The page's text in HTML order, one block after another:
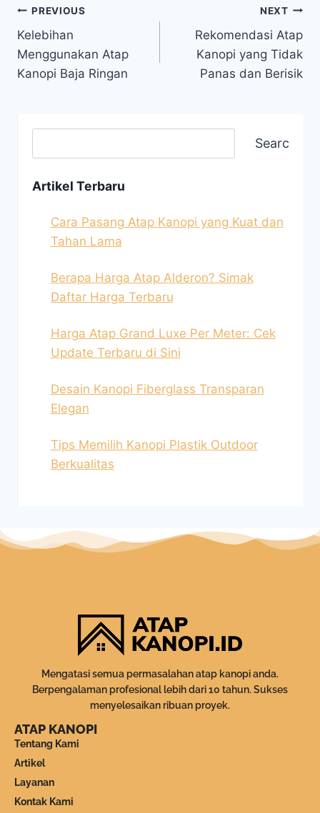
PREVIOUS
Kelebihan
Menggunakan Atap
Kanopi Baja Ringan
NEXT
Rekomendasi Atap
Kanopi yang Tidak
Panas dan Berisik
Search
Artikel Terbaru
Cara Pasang Atap Kanopi yang Kuat dan
Tahan Lama
Berapa Harga Atap Alderon? Simak
Daftar Harga Terbaru
Harga Atap Grand Luxe Per Meter: Cek
Update Terbaru di Sini
Desain Kanopi Fiberglass Transparan
Elegan
Tips Memilih Kanopi Plastik Outdoor
Berkualitas
Mengatasi semua permasalahan atap kanopi anda.
Berpengalaman profesional lebih dari 10 tahun. Sukses
menyelesaikan ribuan proyek.
ATAP KANOPI
Tentang Kami
Artikel
Layanan
Kontak Kami